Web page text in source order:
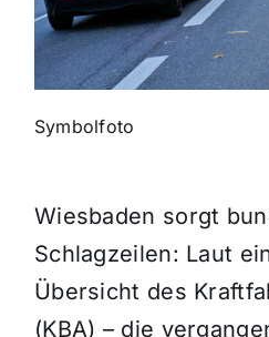
Symbolfoto
Wiesbaden sorgt
Schlagzeilen: Laut
Übersicht des
(KBA) – die